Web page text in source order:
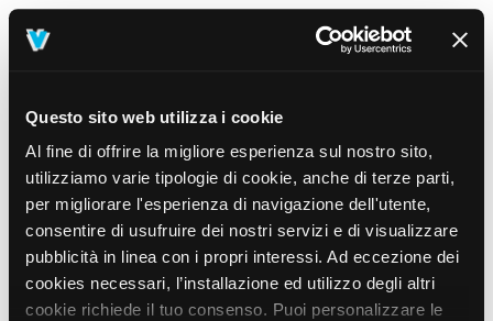
Questo sito web utilizza i cookie
Al fine di offrire la migliore esperienza sul nostro sito,
utilizziamo varie tipologie di cookie, anche di terze parti,
per migliorare l'esperienza di navigazione dell'utente,
consentire di usufruire dei nostri servizi e di visualizzare
pubblicità in linea con i propri interessi. Ad eccezione dei
cookies necessari, l’installazione ed utilizzo degli altri
cookie richiede il tuo consenso. Puoi personalizzare le